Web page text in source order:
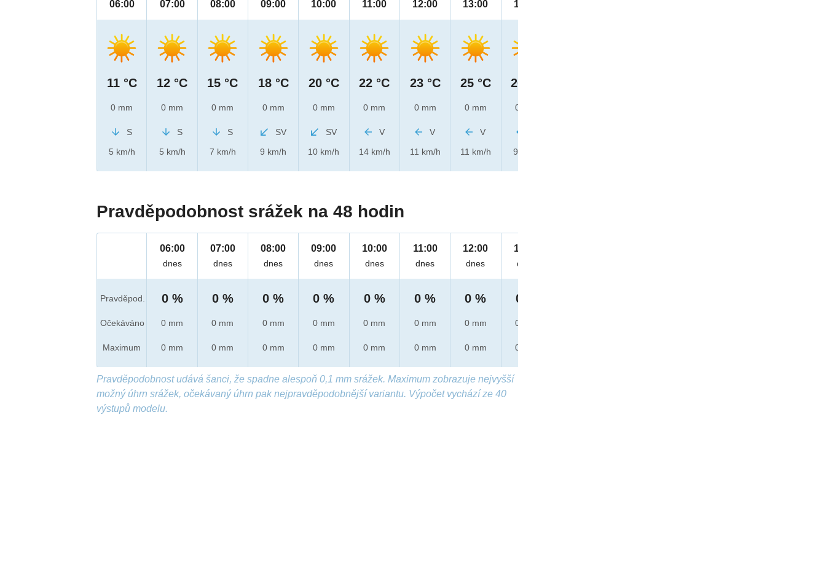
06:00
11 °C
0 mm
S
5 km/h
07:00
12 °C
0 mm
S
5 km/h
08:00
15 °C
0 mm
S
7 km/h
09:00
18 °C
0 mm
SV
9 km/h
10:00
20 °C
0 mm
SV
10 km/h
11:00
22 °C
0 mm
V
14 km/h
12:00
23 °C
0 mm
V
11 km/h
13:00
25 °C
0 mm
V
11 km/h
14:00
26 °C
0 mm
9 km/h
Pravděpodobnost srážek na 48 hodin
Pravděpod.
Očekáváno
Maximum
06:00
dnes
0 %
0 mm
0 mm
07:00
dnes
0 %
0 mm
0 mm
08:00
dnes
0 %
0 mm
0 mm
09:00
dnes
0 %
0 mm
0 mm
10:00
dnes
0 %
0 mm
0 mm
11:00
dnes
0 %
0 mm
0 mm
12:00
dnes
0 %
0 mm
0 mm
13:00
dnes
0 %
0 mm
0 mm
Pravděpodobnost udává šanci, že spadne alespoň 0,1 mm srážek. Maximum zobrazuje nejvyšší
možný úhrn srážek, očekávaný úhrn pak nejpravděpodobnější variantu. Výpočet vychází ze 40
výstupů modelu.